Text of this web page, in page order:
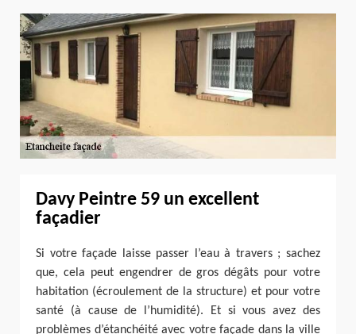
Davy Peintre 59 un excellent
façadier
Si votre façade laisse passer l’eau à travers ; sachez
que, cela peut engendrer de gros dégâts pour votre
habitation (écroulement de la structure) et pour votre
santé (à cause de l’humidité). Et si vous avez des
problèmes d’étanchéité avec votre façade dans la ville